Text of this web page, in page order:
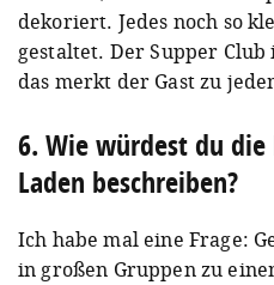
dekoriert. Jedes noch so
gestaltet. Der Supper
das merkt der Gast zu
6. Wie würdest du
Laden beschreiben?
Ich habe mal eine Frage:
in großen Gruppen zu